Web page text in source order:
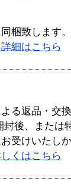
梱致します。
細はこちら
る返品・交
封後、または
受けいたし
くはこちら